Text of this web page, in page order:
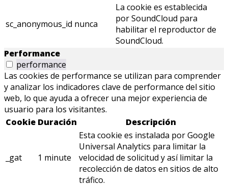
sc_anonymous_id nunca
La cookie es establecida
por SoundCloud para
habilitar el reproductor de
SoundCloud.
Performance
performance
Las cookies de performance se utilizan para comprender
y analizar los indicadores clave de performance del sitio
web, lo que ayuda a ofrecer una mejor experiencia de
usuario para los visitantes.
Cookie Duración Descripción
_gat 1 minute
Esta cookie es instalada por Google
Universal Analytics para limitar la
velocidad de solicitud y así limitar la
recolección de datos en sitios de alto
tráfico.